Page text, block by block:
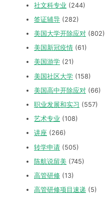
社文科专业 (244)
签证辅导 (282)
美国大学开除应对 (802)
美国新冠疫情 (61)
美国游学 (21)
美国社区大学 (158)
美国高中开除应对 (66)
职业发展和实习 (557)
艺术专业 (108)
讲座 (266)
转学申请 (505)
陈航说留美 (745)
高管研修 (13)
高管研修项目速递 (5)